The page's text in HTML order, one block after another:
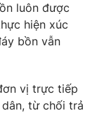
bằng AI
luôn được
hiện xúc
bồn vẫn
vị trực tiếp
từ chối trả